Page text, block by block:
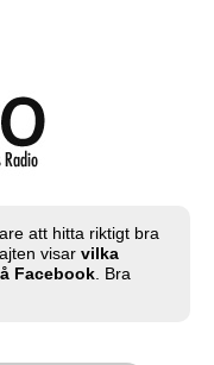
att hitta riktigt bra
visar vilka
Facebook . Bra